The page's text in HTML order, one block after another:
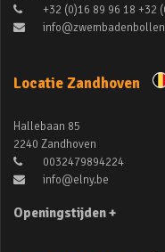
+32 (0)16 89 96 18 +32
Locatie Zandhoven
Hallebaan 85
2240 Zandhoven
0032479894224
info@elny.be
Openingstijden +